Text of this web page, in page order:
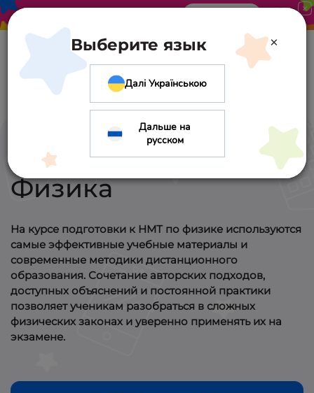
Подготовка к НМТ.
Физика
На курсе подготовки к НМТ по физике используются
самые эффективные учебные материалы и
современные методики дистанционного
образования. Сочетание авторских подходов,
доступных объяснений и постоянной практики
позволяет ученикам разобраться в сложных
физических законах и уверенно применять их на
экзамене.
×
Выберите язык
Далі Українською
Дальше на
русском